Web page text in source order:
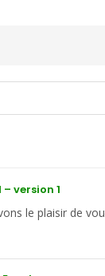
version 1
le plaisir de